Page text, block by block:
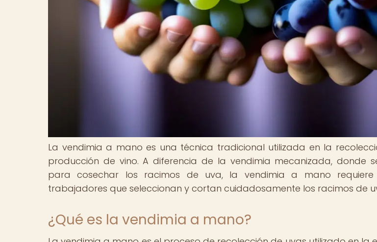
La vendimia a mano es una técnica tradicional utilizada en la
producción de vino. A diferencia de la vendimia mecanizada, donde
para cosechar los racimos de uva, la vendimia a mano
trabajadores que seleccionan y cortan cuidadosamente los racimos de
¿Qué es la vendimia a mano?